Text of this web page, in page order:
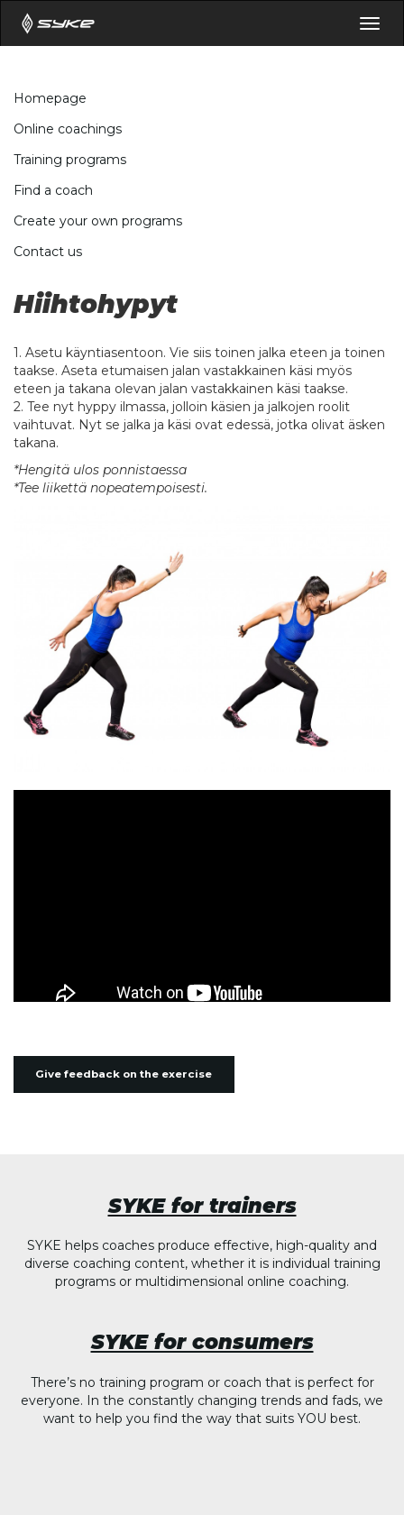
Homepage
Online coachings
Training programs
Find a coach
Create your own programs
Contact us
Hiihtohypyt
1. Asetu käyntiasentoon. Vie siis toinen jalka eteen ja toinen
taakse. Aseta etumaisen jalan vastakkainen käsi myös
eteen ja takana olevan jalan vastakkainen käsi taakse.
2. Tee nyt hyppy ilmassa, jolloin käsien ja jalkojen roolit
vaihtuvat. Nyt se jalka ja käsi ovat edessä, jotka olivat äsken
takana.
*Hengitä ulos ponnistaessa
*Tee liikettä nopeatempoisesti.
Give feedback on the exercise
SYKE for trainers
SYKE helps coaches produce effective, high-quality and
diverse coaching content, whether it is individual training
programs or multidimensional online coaching.
SYKE for consumers
There’s no training program or coach that is perfect for
everyone. In the constantly changing trends and fads, we
want to help you find the way that suits YOU best.